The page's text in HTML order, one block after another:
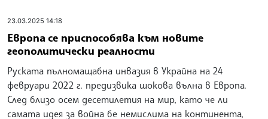
23.03.2025 14:18
Европа се приспособява към новите
геополитически реалности
Руската пълномащабна инвазия в Украйна на 24
февруари 2022 г. предизвика шокова вълна в Европа.
След близо осем десетилетия на мир, като че ли
самата идея за война бе немислима на континента,